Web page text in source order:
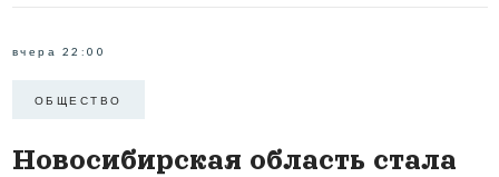
вчера 22:00
ОБЩЕСТВО
Новосибирская область стала